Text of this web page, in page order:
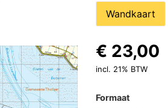
Wandkaart
Formaat
€ 23,00
incl. 21% BTW